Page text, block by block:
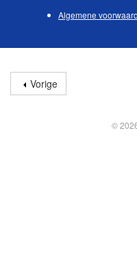
Algemene
Vorige
©